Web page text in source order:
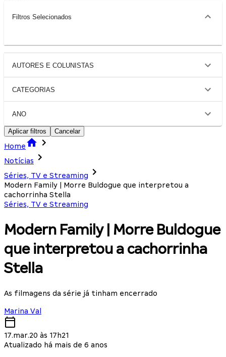
Filtros Selecionados
AUTORES E COLUNISTAS
CATEGORIAS
ANO
Aplicar filtros Cancelar
Home
Notícias
Séries, TV e Streaming
Modern Family | Morre Buldogue que interpretou a
cachorrinha Stella
Séries, TV e Streaming
Modern Family | Morre Buldogue
que interpretou a cachorrinha
Stella
As filmagens da série já tinham encerrado
Marina Val
17.mar.20 às 17h21
Atualizado há mais de 6 anos